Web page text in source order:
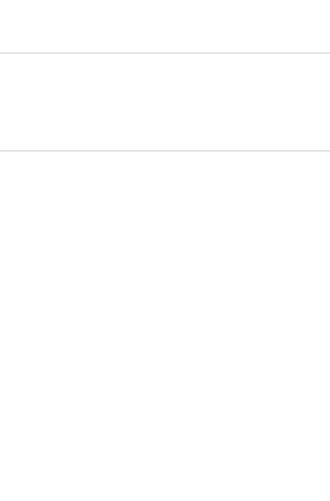
Hu Tao, Jodie E. Moreau,
and characterization of